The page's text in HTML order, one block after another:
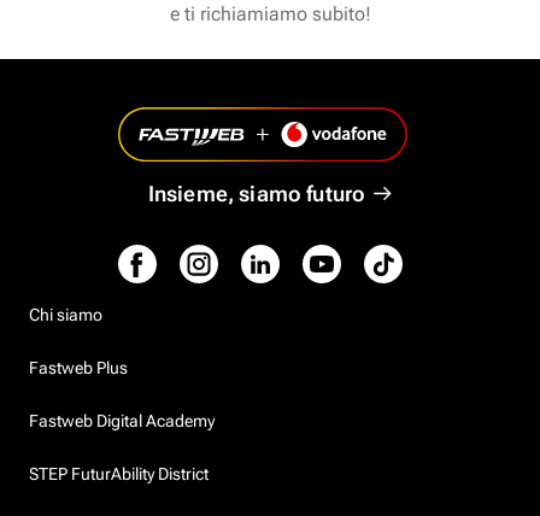
e ti richiamiamo subito!
Insieme, siamo futuro
Chi siamo
Fastweb Plus
Fastweb Digital Academy
STEP FuturAbility District